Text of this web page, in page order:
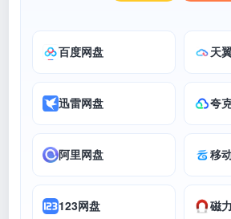
百度网盘 天
迅雷网盘 夸
阿里网盘 移
123网盘 磁